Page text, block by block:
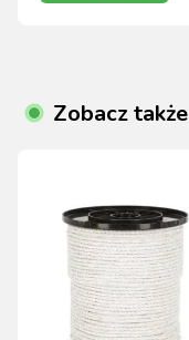
Zobacz także